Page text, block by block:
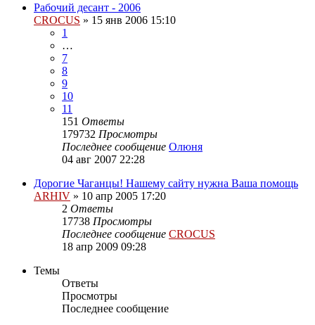
Рабочий десант - 2006
CROCUS » 15 янв 2006 15:10
1
…
7
8
9
10
11
151 Ответы
179732 Просмотры
Последнее сообщение Олюня
04 авг 2007 22:28
Дорогие Чаганцы! Нашему сайту нужна Ваша помощь
ARHIV » 10 апр 2005 17:20
2 Ответы
17738 Просмотры
Последнее сообщение CROCUS
18 апр 2009 09:28
Темы
Ответы
Просмотры
Последнее сообщение